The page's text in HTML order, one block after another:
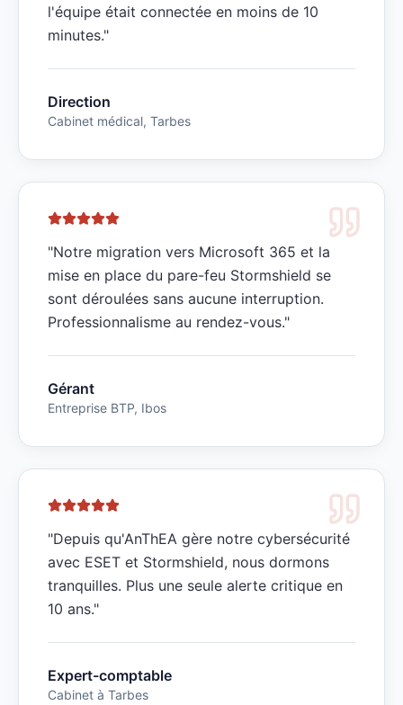
l'équipe était connectée en moins de 10
minutes."
Direction
Cabinet médical, Tarbes
"Notre migration vers Microsoft 365 et la
mise en place du pare-feu Stormshield se
sont déroulées sans aucune interruption.
Professionnalisme au rendez-vous."
Gérant
Entreprise BTP, Ibos
"Depuis qu'AnThEA gère notre cybersécurité
avec ESET et Stormshield, nous dormons
tranquilles. Plus une seule alerte critique en
10 ans."
Expert-comptable
Cabinet à Tarbes